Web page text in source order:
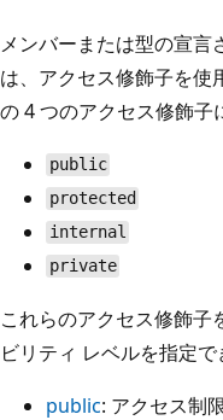
メンバーまたは型の宣言
は、アクセス修飾子を使
の 4 つのアクセス修飾子
public
protected
internal
private
これらのアクセス修飾子
ビリティ レベルを指定で
public: アクセス制